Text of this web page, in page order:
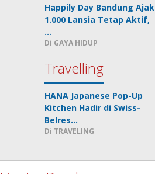
Happily Day Bandung Ajak
1.000 Lansia Tetap Aktif,
…
Di GAYA HIDUP
Travelling
HANA Japanese Pop-Up
Kitchen Hadir di Swiss-
Belres…
Di TRAVELING